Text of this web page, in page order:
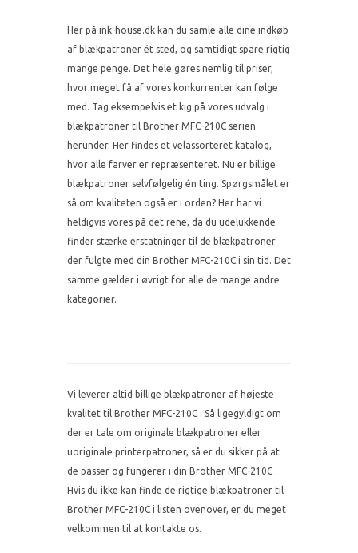
Her på ink-house.dk kan du samle alle dine indkøb
af blækpatroner ét sted, og samtidigt spare rigtig
mange penge. Det hele gøres nemlig til priser,
hvor meget få af vores konkurrenter kan følge
med. Tag eksempelvis et kig på vores udvalg i
blækpatroner til Brother MFC-210C serien
herunder. Her findes et velassorteret katalog,
hvor alle farver er repræsenteret. Nu er billige
blækpatroner selvfølgelig én ting. Spørgsmålet er
så om kvaliteten også er i orden? Her har vi
heldigvis vores på det rene, da du udelukkende
finder stærke erstatninger til de blækpatroner
der fulgte med din Brother MFC-210C i sin tid. Det
samme gælder i øvrigt for alle de mange andre
kategorier.
Vi leverer altid billige blækpatroner af højeste
kvalitet til Brother MFC-210C . Så ligegyldigt om
der er tale om originale blækpatroner eller
uoriginale printerpatroner, så er du sikker på at
de passer og fungerer i din Brother MFC-210C .
Hvis du ikke kan finde de rigtige blækpatroner til
Brother MFC-210C i listen ovenover, er du meget
velkommen til at kontakte os.